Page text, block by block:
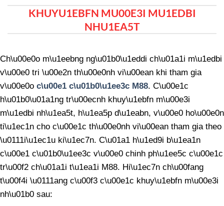
KHUYU1EBFN MU00E3I MU1EDBI
NHU1EA5T
Ch\u00e0o m\u1eebng ng\u01b0\u1eddi ch\u01a1i m\u1edbi
v\u00e0 tri \u00e2n th\u00e0nh vi\u00ean khi tham gia
v\u00e0o c\u00e1 c\u01b0\u1ee3c M88. C\u00e1c
h\u01b0\u01a1ng tr\u00ecnh khuy\u1ebfn m\u00e3i
m\u1edbi nh\u1ea5t, h\u1ea5p d\u1eabn, v\u00e0 ho\u00e0n
ti\u1ec1n cho c\u00e1c th\u00e0nh vi\u00ean tham gia theo
\u0111i\u1ec1u ki\u1ec7n. C\u01a1 h\u1ed9i b\u1ea1n
c\u00e1 c\u01b0\u1ee3c v\u00e0 chinh ph\u1ee5c c\u00e1c
tr\u00f2 ch\u01a1i t\u1ea1i M88. Hi\u1ec7n ch\u00fang
t\u00f4i \u0111ang c\u00f3 c\u00e1c khuy\u1ebfn m\u00e3i
nh\u01b0 sau: